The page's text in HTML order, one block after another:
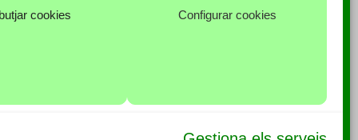
cookies Configurar cookies